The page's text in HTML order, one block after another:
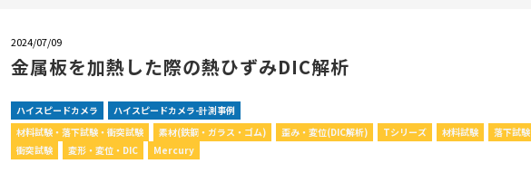
2024/07/09
金属板を加熱した際の熱ひずみDIC解析
ハイスピードカメラ
ハイスピードカメラ-計測事例
材料試験・落下試験・衝突試験
素材(鉄鋼・ガラス・ゴム) 歪み・変位(DIC解析) Tシリーズ 材料試験
落下試験
衝突試験
変形・変位・DIC Mercury